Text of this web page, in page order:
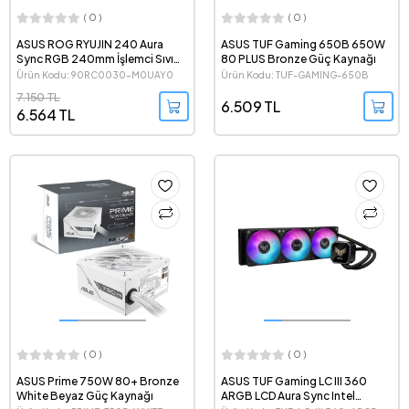
( 0 )
ASUS ROG RYUJIN 240 Aura
Sync RGB 240mm İşlemci Sıvı
Soğutma Sistemi
Ürün Kodu: 90RC0030-M0UAY0
6.564 TL
7.150 TL
( 0 )
ASUS TUF Gaming 650B 650W
80 PLUS Bronze Güç Kaynağı
Ürün Kodu: TUF-GAMING-650B
6.509 TL
( 0 )
ASUS Prime 750W 80+ Bronze
White Beyaz Güç Kaynağı
( 0 )
ASUS TUF Gaming LC III 360
ARGB LCD Aura Sync Intel